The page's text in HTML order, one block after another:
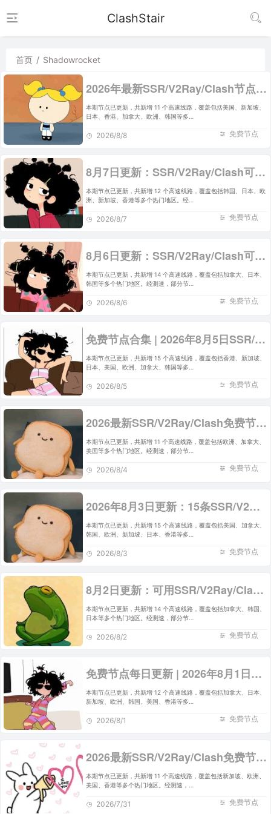
ClashStair
首页 / Shadowrocket
2026年最新SSR/V2Ray/Clash节点分享 | 8月8日实时可用
本期节点已更新，共新增 11 个高速线路，覆盖包括美国、新加坡、
日本、香港、加拿大、欧洲、韩国等多…
免费节点
2026/8/8
8月7日更新：SSR/V2Ray/Clash可用节点12条分享
本期节点已更新，共新增 12 个高速线路，覆盖包括韩国、日本、欧
洲、新加坡、香港等多个热门地区。经…
免费节点
2026/8/7
8月6日更新：SSR/V2Ray/Clash可用节点14条分享
本期节点已更新，共新增 14 个高速线路，覆盖包括加拿大、日本、
韩国等多个热门地区。经测速，部分节…
免费节点
2026/8/6
免费节点合集 | 2026年8月5日SSR/V2Ray/Clash订阅整理
本期节点已更新，共新增 15 个高速线路，覆盖包括香港、新加坡、
日本、美国、欧洲、加拿大、韩国等多…
免费节点
2026/8/5
2026最新SSR/V2Ray/Clash免费节点 | 8月4日可用订阅
本期节点已更新，共新增 11 个高速线路，覆盖包括欧洲、加拿大、
美国等多个热门地区。经测速，部分节…
免费节点
2026/8/4
2026年8月3日更新：15条SSR/V2Ray/Clash可用免费节点
本期节点已更新，共新增 15 个高速线路，覆盖包括美国、加拿大、
韩国、欧洲、新加坡、日本、香港等多…
免费节点
2026/8/3
8月2日更新：可用SSR/V2Ray/Clash免费节点全集（14条）
本期节点已更新，共新增 14 个高速线路，覆盖包括加拿大、韩国、
日本等多个热门地区。经测速，部分节…
免费节点
2026/8/2
免费节点每日更新 | 2026年8月1日SSR/V2Ray/Clash可用订阅
本期节点已更新，共新增 12 个高速线路，覆盖包括加拿大、日本、
新加坡、欧洲、韩国、美国、香港等多…
免费节点
2026/8/1
2026最新SSR/V2Ray/Clash免费节点 | 7月31日可用订阅
本期节点已更新，共新增 11 个高速线路，覆盖包括新加坡、欧洲、
美国、香港等多个热门地区。经测速，…
免费节点
2026/7/31